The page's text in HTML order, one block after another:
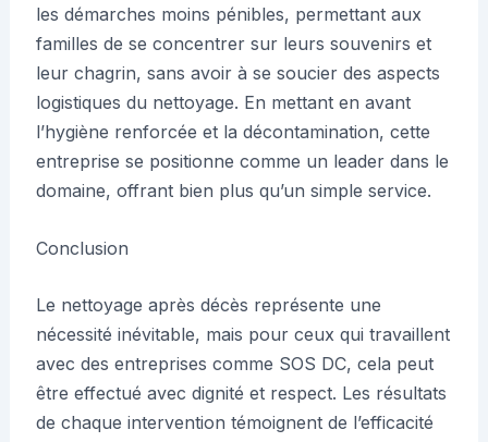
les démarches moins pénibles, permettant aux
familles de se concentrer sur leurs souvenirs et
leur chagrin, sans avoir à se soucier des aspects
logistiques du nettoyage. En mettant en avant
l’hygiène renforcée et la décontamination, cette
entreprise se positionne comme un leader dans le
domaine, offrant bien plus qu’un simple service.
Conclusion
Le nettoyage après décès représente une
nécessité inévitable, mais pour ceux qui travaillent
avec des entreprises comme SOS DC, cela peut
être effectué avec dignité et respect. Les résultats
de chaque intervention témoignent de l’efficacité